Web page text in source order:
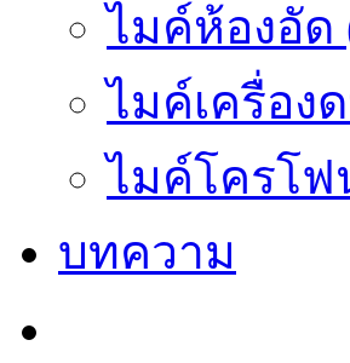
ไมค์ห้องอัด
ไมค์เครื่อง
ไมค์โครโฟ
บทความ